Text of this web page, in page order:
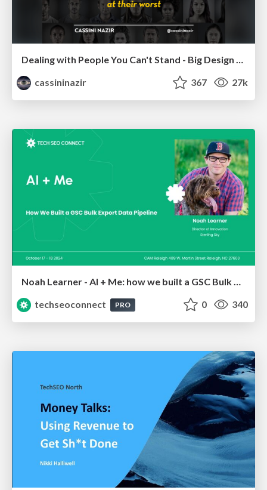
cassininazir
367 27k
Noah Learner - AI + Me: how we built a GSC Bulk Export data pipeline
techseoconnect
PRO 0 340